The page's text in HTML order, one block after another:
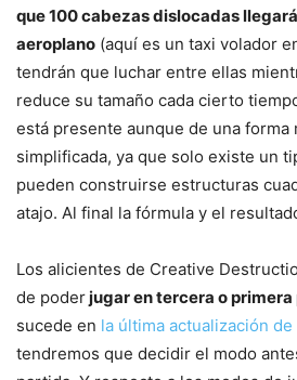
que 100 cabezas dislocadas
aeroplano (aquí es un taxi volador
tendrán que luchar entre ellas
reduce su tamaño cada cierto
está presente aunque de una forma
simplificada, ya que solo existe un
pueden construirse estructuras
atajo. Al final la fórmula y el
Los alicientes de Creative
de poderjugar en tercera o primera
sucede en la última actualización de
tendremos que decidir el modo